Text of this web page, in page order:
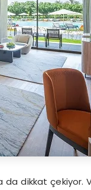
da dikkat çekiyor.